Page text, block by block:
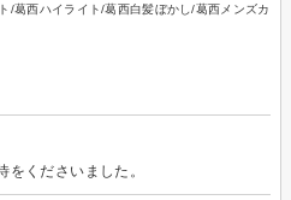
/葛西ハイライト/葛西白髪ぼかし/葛西メンズカ
くださいました。